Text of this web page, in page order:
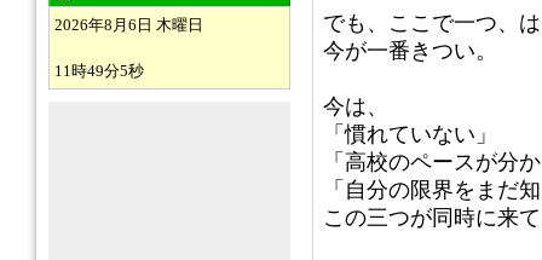
2026年8月6日 木曜日
11時49分5秒
でも、ここで一つ、
今が一番きつい。
今は、
「慣れていない」
「高校のペースが分
「自分の限界をまだ
この三つが同時に来